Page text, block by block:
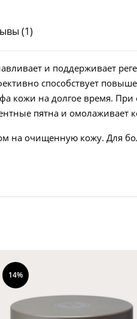
(1)
и поддерживает
способствует
кожи на долгое время.
пятна и омолаживает
на очищенную кожу. Для
14%